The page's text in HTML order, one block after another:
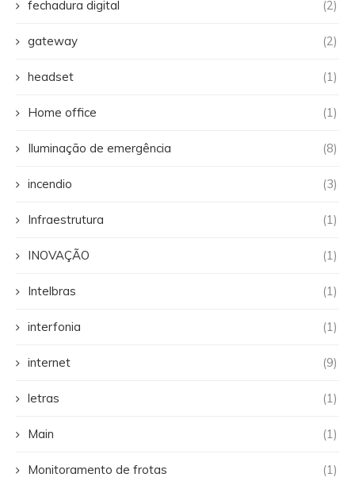
fechadura digital (2)
gateway (2)
headset (1)
Home office (1)
Iluminação de emergência (8)
incendio (3)
Infraestrutura (1)
INOVAÇÃO (1)
Intelbras (1)
interfonia (1)
internet (9)
letras (1)
Main (1)
Monitoramento de frotas (1)